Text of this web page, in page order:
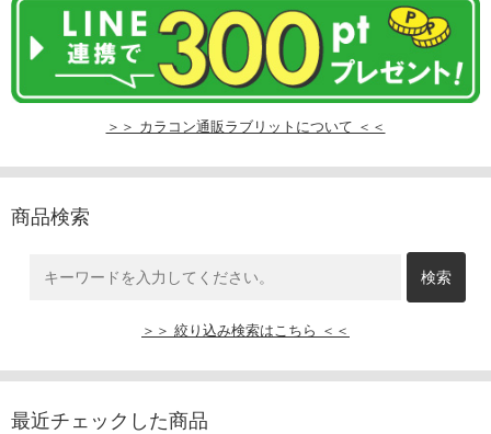
＞＞ カラコン通販ラブリットについて ＜＜
商品検索
＞＞ 絞り込み検索はこちら ＜＜
最近チェックした商品